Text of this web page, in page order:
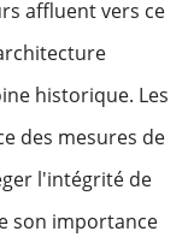
affluent vers ce
historique. Les
des mesures de
l'intégrité de
son importance